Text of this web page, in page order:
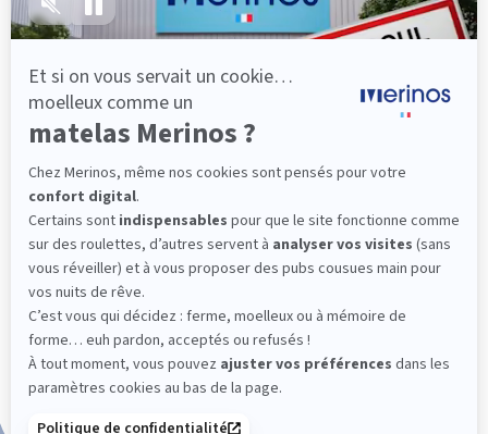
Fabrication Française
101 nuits d'essai*
Paiement en 3x ou 4x sans frais